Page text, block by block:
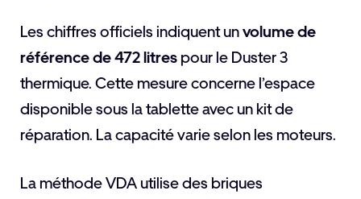
Les chiffres officiels indiquent unvolume de
référence de 472 litres pour le Duster 3
thermique. Cette mesure concerne l’espace
disponible sous la tablette avec un kit de
réparation. La capacité varie selon les moteurs.
La méthode VDA utilise des briques